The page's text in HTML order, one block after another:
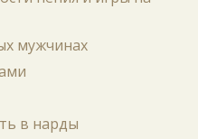
мужчинах
в нарды